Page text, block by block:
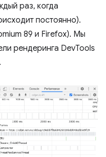
раз, когда
постоянно).
89 и Firefox). Мы
рендеринга DevTools